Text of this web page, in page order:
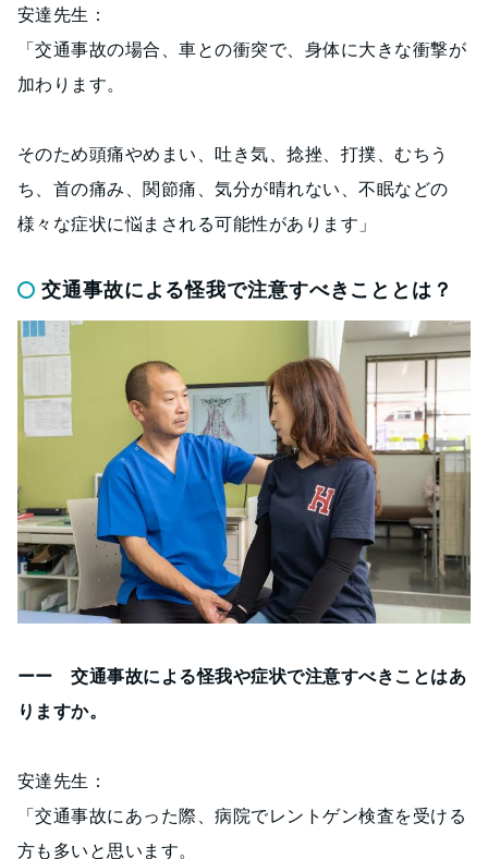
安達先生：
「交通事故の場合、車との衝突で、身体に大きな衝撃が
加わります。
そのため頭痛やめまい、吐き気、捻挫、打撲、むちう
ち、首の痛み、関節痛、気分が晴れない、不眠などの
様々な症状に悩まされる可能性があります」
交通事故による怪我で注意すべきこととは？
ーー 交通事故による怪我や症状で注意すべきことはあ
りますか。
安達先生：
「交通事故にあった際、病院でレントゲン検査を受ける
方も多いと思います。